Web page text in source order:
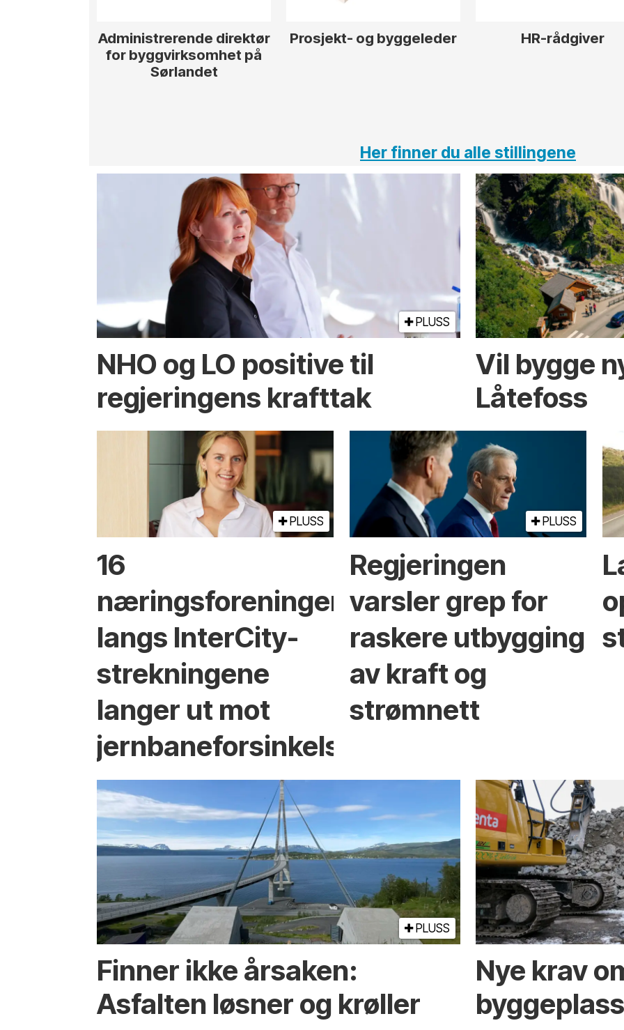
Administrerende direktør
for byggvirksomhet på
Sørlandet
Prosjekt- og byggeleder HR-rådgiver
Her finner du alle stillingene
PLUSS
NHO og LO positive til
regjeringens krafttak
Vil bygge
Låtefoss
PLUSS
16
næringsforeninger
langs InterCity-
strekningene
langer ut mot
jernbaneforsinkelser
PLUSS
Regjeringen
varsler grep for
raskere utbygging
av kraft og
strømnett
PLUSS
Finner ikke årsaken:
Asfalten løsner og krøller
Nye krav